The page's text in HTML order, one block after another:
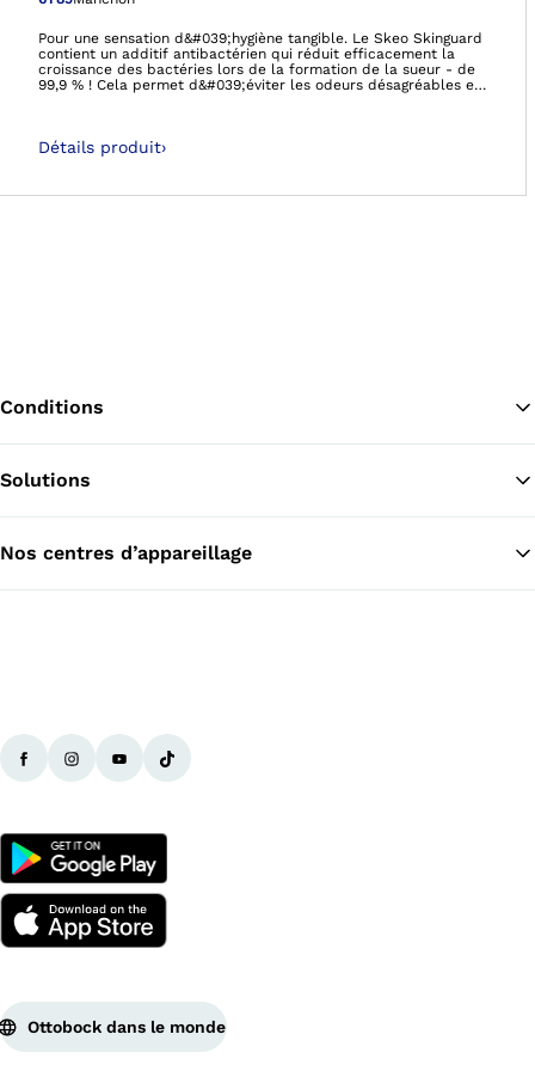
Ouvre l’image
Pour une sensation d&#039;hygiène tangible. Le Skeo Skinguard
contient un additif antibactérien qui réduit efficacement la
croissance des bactéries lors de la formation de la sueur - de
99,9 % ! Cela permet d&#039;éviter les odeurs désagréables et
bien et stabilisent - idéal pour les moignons avec beaucoup de
Détails produit›
Conditions
Solutions
Nos centres d’appareillage
Ottobock dans le monde